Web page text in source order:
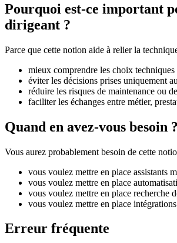
Pourquoi est-ce important
dirigeant ?
Parce que cette notion aide à relier la
mieux comprendre les choix techniques
éviter les décisions prises uniquement
réduire les risques de maintenance ou
faciliter les échanges entre métier,
Quand en avez-vous besoin ?
Vous aurez probablement besoin de cette
vous voulez mettre en place assistants
vous voulez mettre en place
vous voulez mettre en place recherche
vous voulez mettre en place
Erreur fréquente